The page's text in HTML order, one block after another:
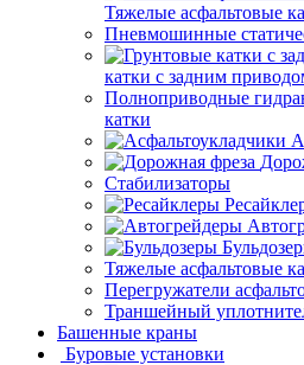
Тяжелые асфальтовые
Пневмошинные
катки с задним
Полноприводные
катки
Стабилизаторы
Тяжелые асфальтовые
Перегружатели
Траншейный
Башенные краны
Буровые установки